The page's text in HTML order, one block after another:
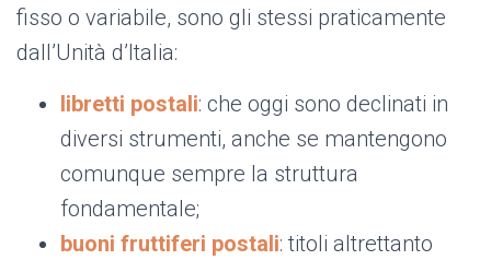
fisso o variabile, sono gli stessi praticamente
dall’Unità d’Italia:
libretti postali: che oggi sono declinati in
diversi strumenti, anche se mantengono
comunque sempre la struttura
fondamentale;
buoni fruttiferi postali: titoli altrettanto